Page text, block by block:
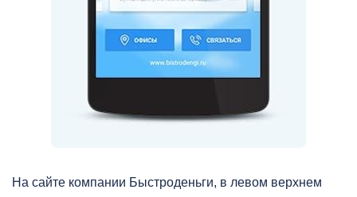
На сайте компании Быстроденьги, в левом верхнем